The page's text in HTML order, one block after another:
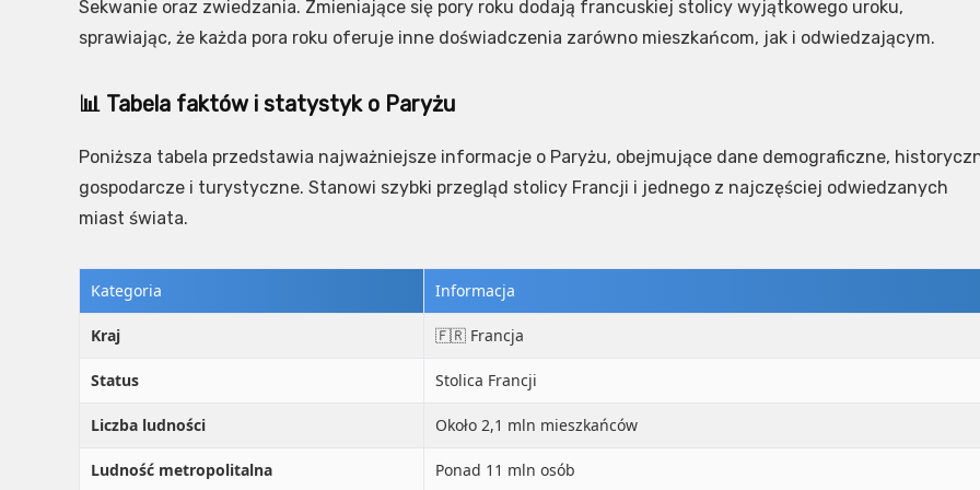
Sekwanie oraz zwiedzania. Zmieniające się pory roku dodają francuskiej stolicy wyjątkowego uroku,
sprawiając, że każda pora roku oferuje inne doświadczenia zarówno mieszkańcom, jak i odwiedzającym.
📊 Tabela faktów i statystyk o Paryżu
Poniższa tabela przedstawia najważniejsze informacje o Paryżu, obejmujące dane demograficzne,
gospodarcze i turystyczne. Stanowi szybki przegląd stolicy Francji i jednego z najczęściej odwiedzanych
miast świata.
Kategoria Informacja
Kraj 🇫🇷 Francja
Status Stolica Francji
Liczba ludności Około 2,1 mln mieszkańców
Ludność metropolitalna Ponad 11 mln osób